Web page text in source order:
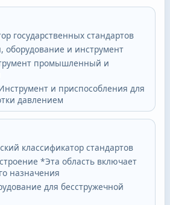
государственных стандартов
и инструмент
промышленный и
и приспособления для
давлением
классификатор стандартов
*Эта область включает
назначения
для бесстружечной